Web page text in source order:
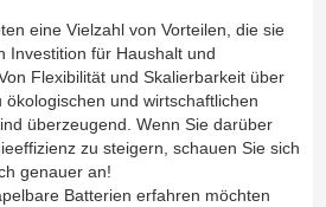
eine Vielzahl von Vorteilen, die sie
Investition für Haushalt und
Flexibilität und Skalierbarkeit über
ökologischen und wirtschaftlichen
überzeugend. Wenn Sie darüber
zu steigern, schauen Sie sich
genauer an!
Batterien erfahren möchten